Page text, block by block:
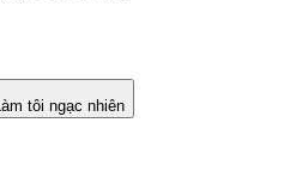
Làm tôi ngạc nhiên